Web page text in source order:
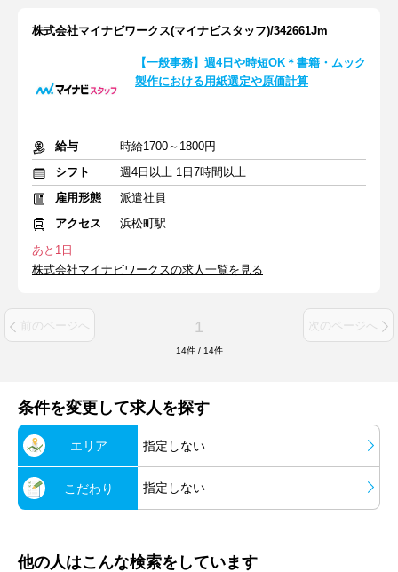
株式会社マイナビワークス(マイナビスタッフ)/342661Jm
【一般事務】週4日や時短OK＊書籍・ムック
製作における用紙選定や原価計算
給与
時給1700～1800円
シフト
週4日以上 1日7時間以上
雇用形態
派遣社員
アクセス
浜松町駅
あと1日
株式会社マイナビワークスの求人一覧を見る
前のページへ 1 次のページへ
14件 / 14件
条件を変更して求人を探す
エリア 指定しない
こだわり 指定しない
他の人はこんな検索をしています